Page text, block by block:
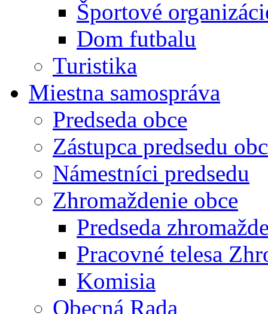
Športové
Dom futbalu
Turistika
Miestna samospráva
Predseda obce
Zástupca predsedu
Námestníci predsedu
Zhromaždenie obce
Predseda
Pracovné telesa
Komisia
Obecná Rada